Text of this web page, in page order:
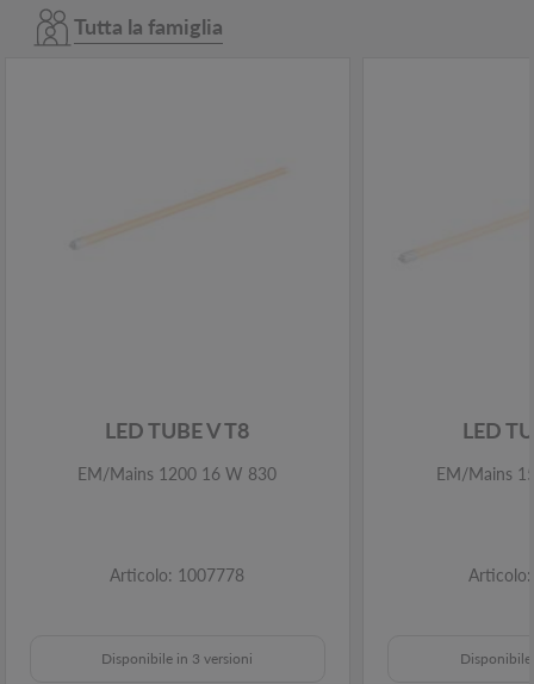
Tutta la famiglia
LED TUBE V T8
EM/Mains 1200 16 W 830
Articolo: 1007778
Disponibile in 3 versioni
LED
EM/Mains